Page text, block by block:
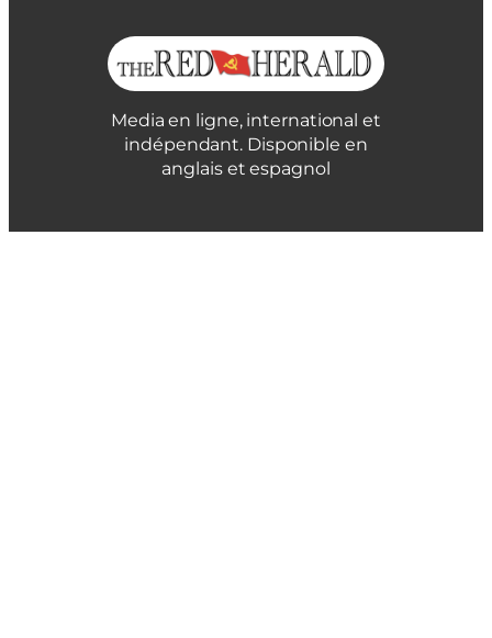
Media en ligne, international et
indépendant. Disponible en
anglais et espagnol